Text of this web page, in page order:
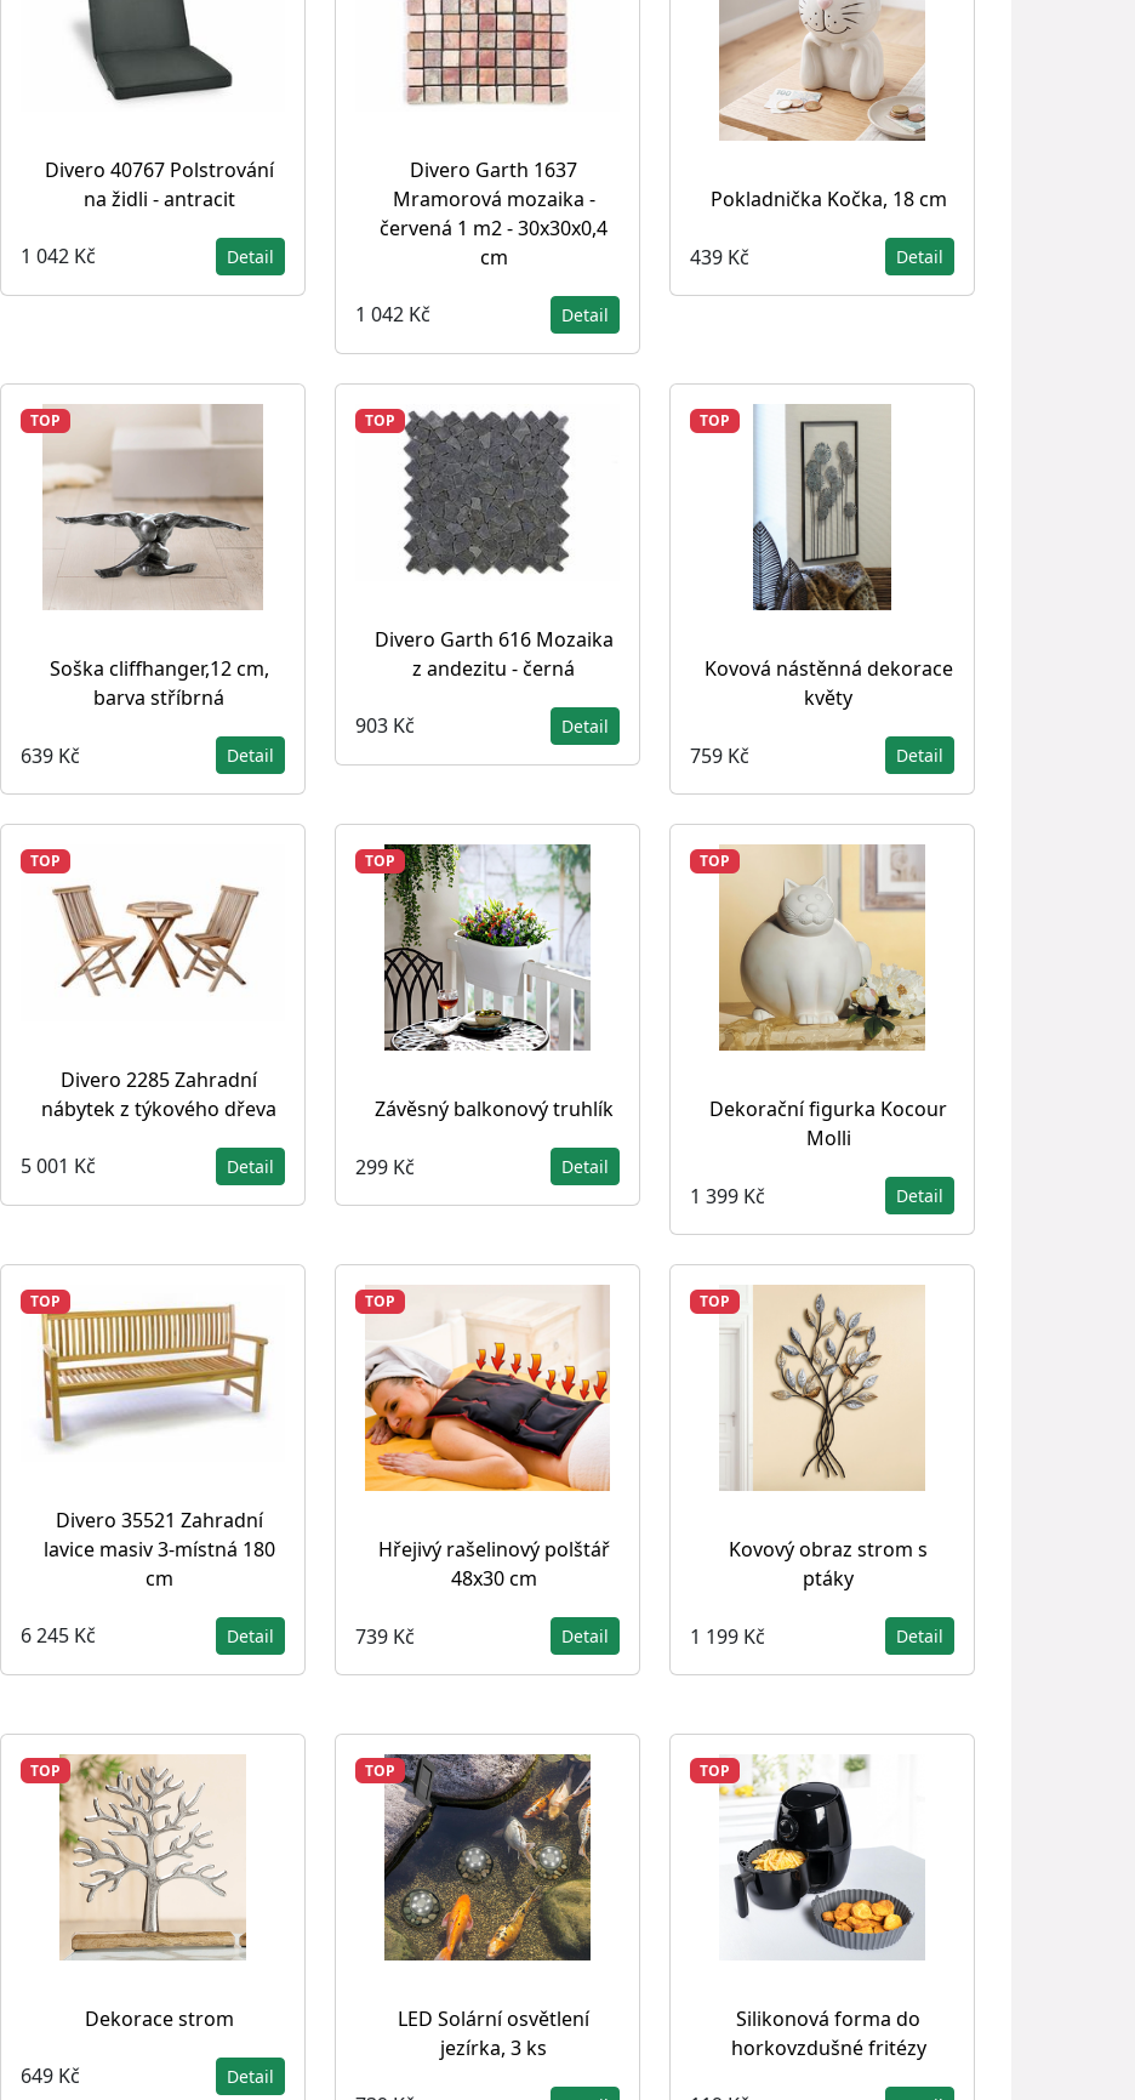
Divero 40767 Polstrování
na židli - antracit
1 042 Kč Detail
Divero Garth 1637
Mramorová mozaika -
červená 1 m2 - 30x30x0,4
cm
1 042 Kč Detail
Pokladnička Kočka, 18 cm
439 Kč Detail
TOP
Soška cliffhanger,12 cm,
barva stříbrná
639 Kč Detail
TOP
Divero Garth 616 Mozaika
z andezitu - černá
903 Kč Detail
TOP
Kovová nástěnná dekorace
květy
759 Kč Detail
TOP
Divero 2285 Zahradní
nábytek z týkového dřeva
5 001 Kč Detail
TOP
Závěsný balkonový truhlík
299 Kč Detail
TOP
Dekorační figurka Kocour
Molli
1 399 Kč Detail
TOP
Divero 35521 Zahradní
lavice masiv 3-místná 180
cm
6 245 Kč Detail
TOP
Hřejivý rašelinový polštář
48x30 cm
739 Kč Detail
TOP
Kovový obraz strom s
ptáky
1 199 Kč Detail
TOP
Dekorace strom
649 Kč Detail
TOP
LED Solární osvětlení
jezírka, 3 ks
TOP
Silikonová forma do
horkovzdušné fritézy